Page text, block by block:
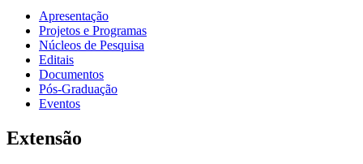
Apresentação
Projetos e Programas
Núcleos de Pesquisa
Editais
Documentos
Pós-Graduação
Eventos
Extensão